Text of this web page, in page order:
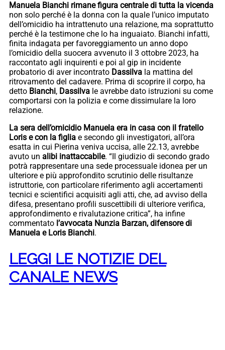
Manuela Bianchi rimane figura centrale di tutta la vicenda
non solo perché è la donna con la quale l’unico imputato
dell’omicidio ha intrattenuto una relazione, ma soprattutto
perché è la testimone che lo ha inguaiato. Bianchi infatti,
finita indagata per favoreggiamento un anno dopo
l’omicidio della suocera avvenuto il 3 ottobre 2023, ha
raccontato agli inquirenti e poi al gip in incidente
probatorio di aver incontrato Dassilva la mattina del
ritrovamento del cadavere. Prima di scoprire il corpo, ha
detto Bianchi, Dassilva le avrebbe dato istruzioni su come
comportarsi con la polizia e come dissimulare la loro
relazione.
La sera dell’omicidio Manuela era in casa con il fratello
Loris e con la figlia e secondo gli investigatori, all’ora
esatta in cui Pierina veniva uccisa, alle 22.13, avrebbe
avuto un alibi inattaccabile. “Il giudizio di secondo grado
potrà rappresentare una sede processuale idonea per un
ulteriore e più approfondito scrutinio delle risultanze
istruttorie, con particolare riferimento agli accertamenti
tecnici e scientifici acquisiti agli atti, che, ad avviso della
difesa, presentano profili suscettibili di ulteriore verifica,
approfondimento e rivalutazione critica”, ha infine
commentato l’avvocata Nunzia Barzan, difensore di
Manuela e Loris Bianchi.
LEGGI LE NOTIZIE DEL
CANALE NEWS